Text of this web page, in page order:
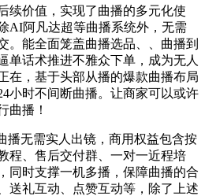
价值，实现了曲播的多元化使
AI阿凡达超等曲播系统外，无需
。能全面笼盖曲播选品、、曲播到
单话术推进不雅众下单，成为无人
在，基于头部从播的爆款曲播布局
小时不间断曲播。让商家可以或许
曲播！
无需实人出镜，商用权益包含按
程、售后交付群、一对一近程培
同时支撑一机多播，保障曲播的合
送礼互动、点赞互动等，除了上述